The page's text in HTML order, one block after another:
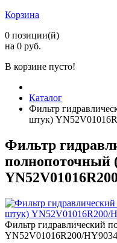
Корзина
0 позиции(й)
на 0 руб.
В корзине пусто!
Каталог
Фильтр
штук)
Фильтр
полнопоточный
Фильтр гидравлический
YN52V01016R200/